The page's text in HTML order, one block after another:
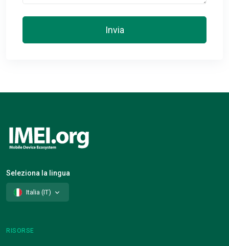
Invia
Seleziona la lingua
Italia (IT)
RISORSE